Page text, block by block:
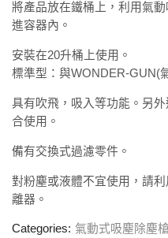
將產品放在鐵桶上，利用氣
進容器內。
安裝在20升桶上使用。
標準型：與WONDER-GUN(
具有吹飛，吸入等功能。 另
合使用。
備有交換式過濾零件。
對粉塵或液體不宜使用，請
離器。
Categories: 氣動式吸塵除塵槍